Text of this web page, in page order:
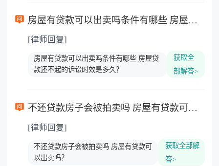
房屋有贷款可以出卖吗条件有哪些 房屋贷款还不起的诉讼时效是多久？
[律师回复]
房屋有贷款可以出卖吗条件有哪些 房屋贷
款还不起的诉讼时效是多久？
获取全
部解答>
不还贷款房子会被拍卖吗 房屋有贷款可以出卖吗？
[律师回复]
不还贷款房子会被拍卖吗 房屋有贷款可
以出卖吗？
获取全部解
答>